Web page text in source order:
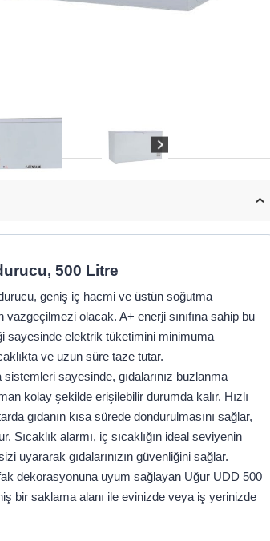
500 Litre
geniş iç hacmi ve üstün soğutma
vazgeçilmezi olacak. A+ enerji sınıfına sahip bu
sayesinde elektrik tüketimini minimuma
ve uzun süre taze tutar.
sayesinde, gıdalarınız buzlanma
kolay şekilde erişilebilir durumda kalır. Hızlı
gıdanın kısa sürede dondurulmasını sağlar,
Sıcaklık alarmı, iç sıcaklığın ideal seviyenin
uyararak gıdalarınızın güvenliğini sağlar.
dekorasyonuna uyum sağlayan Uğur UDD 500
bir saklama alanı ile evinizde veya iş yerinizde